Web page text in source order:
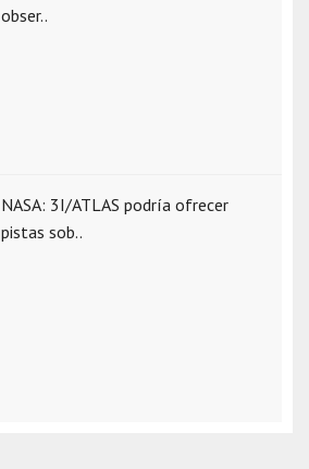
obser..
NASA: 3I/ATLAS podría ofrecer
pistas sob..